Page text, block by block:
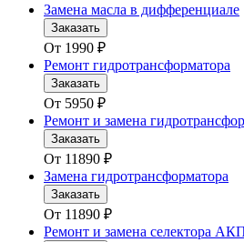
Замена масла в дифференциале
Заказать
От 1990 ₽
Ремонт гидротрансформатора
Заказать
От 5950 ₽
Ремонт и замена
Заказать
От 11890 ₽
Замена гидротрансформатора
Заказать
От 11890 ₽
Ремонт и замена селектора